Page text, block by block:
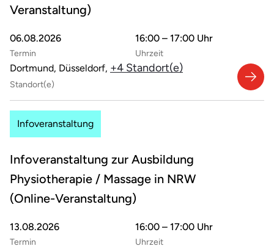
Veranstaltung)
06.08.2026
Termin
16:00 – 17:00 Uhr
Uhrzeit
Dortmund, Düsseldorf, +4 Standort(e)
Standort(e)
Infoveranstaltung
Infoveranstaltung zur Ausbildung
Physiotherapie / Massage in NRW
(Online-Veranstaltung)
13.08.2026
Termin
16:00 – 17:00 Uhr
Uhrzeit